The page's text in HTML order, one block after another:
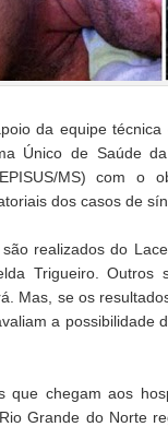
da equipe
Único de Saúde
MS) com o
dos casos de
realizados do
Trigueiro. Outros
Mas, se os
a possibilidade
que chegam aos
Grande do Norte